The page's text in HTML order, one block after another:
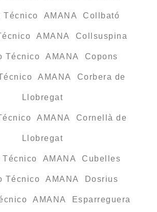
Técnico AMANA Collbató
AMANA Collsuspina
Técnico AMANA Copons
AMANA Corbera de
Llobregat
AMANA Cornellà de
Llobregat
Técnico AMANA Cubelles
Técnico AMANA Dosrius
AMANA Esparreguera